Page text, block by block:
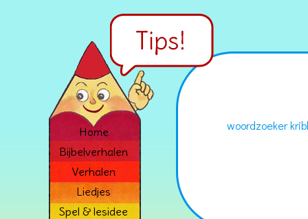
Home
Bijbelverhalen
Verhalen
Liedjes
Spel & lesidee
woordzoeker